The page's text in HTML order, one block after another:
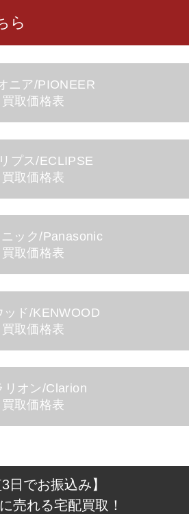
ら
ニア/PIONEER
買取価格表
プス/ECLIPSE
買取価格表
ック/Panasonic
買取価格表
ッド/KENWOOD
買取価格表
リオン/Clarion
買取価格表
日でお振込み】
売れる宅配買取！